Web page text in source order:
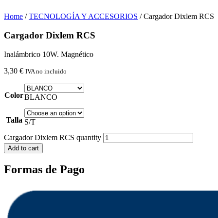
Home /TECNOLOGÍA Y ACCESORIOS / Cargador Dixlem RCS
Cargador Dixlem RCS
Inalámbrico 10W. Magnético
3,30 € IVA no incluido
ColorBLANCO
Talla S/T
Cargador Dixlem RCS quantity
Add to cart
Formas de Pago